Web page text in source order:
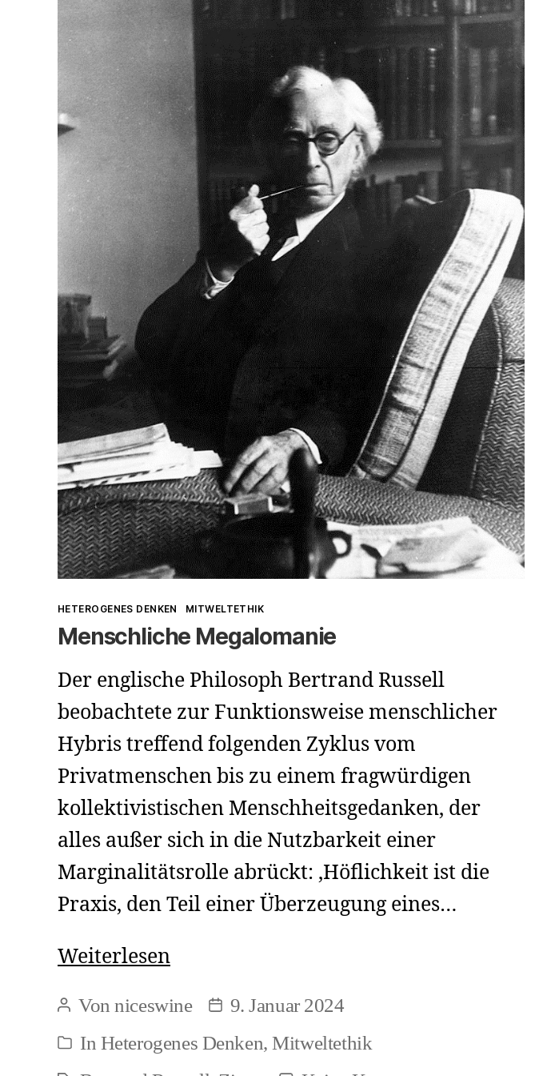
Kategorien
HETEROGENES DENKEN MITWELTETHIK
Menschliche Megalomanie
Der englische Philosoph Bertrand Russell
beobachtete zur Funktionsweise menschlicher
Hybris treffend folgenden Zyklus vom
Privatmenschen bis zu einem fragwürdigen
kollektivistischen Menschheitsgedanken, der
alles außer sich in die Nutzbarkeit einer
Marginalitätsrolle abrückt: ‚Höflichkeit ist die
Praxis, den Teil einer Überzeugung eines…
WeiterlesenMenschliche
Beitragsautor
Vonniceswine Beitragsdatum
9. Januar 2024
Kategorien
In Heterogenes Denken,Mitweltethik